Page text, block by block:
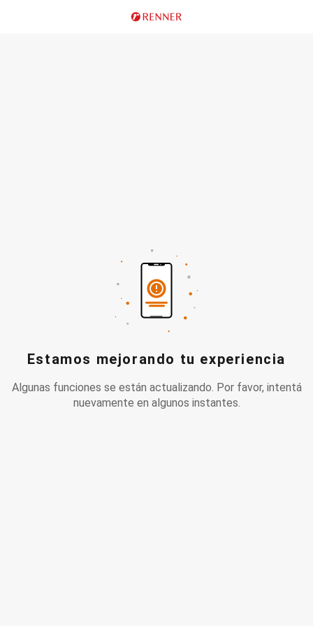
Estamos mejorando tu experiencia
Algunas funciones se están actualizando. Por favor, intentá
nuevamente en algunos instantes.